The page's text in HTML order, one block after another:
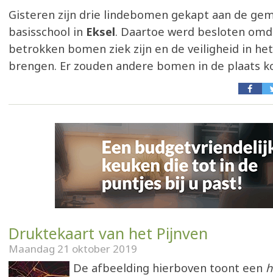
Gisteren zijn drie lindebomen gekapt aan de
basisschool in Eksel. Daartoe werd besloten
betrokken bomen ziek zijn en de veiligheid in
brengen. Er zouden andere bomen in de plaats
Druktekaart van het Pijnven
Maandag 21 oktober 2019
De afbeelding hierboven toont een